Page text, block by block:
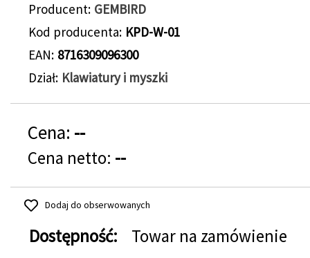
Producent GEMBIRD
Kod producenta KPD-W-01
EAN 8716309096300
Dział Klawiatury i myszki
Cena: --
Cena netto: --
Dodaj do obserwowanych
Dostępność:
Towar na zamówienie